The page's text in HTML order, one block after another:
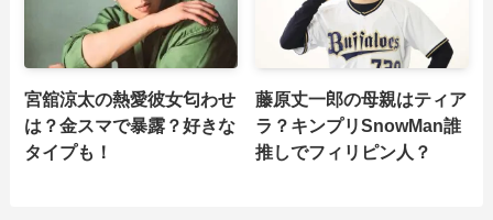
宮舘涼太の熱愛彼女匂わせ
は？金スマで暴露？好きな
タイプも！
藤原丈一郎の母親はティア
ラ？キンプリSnowMan誰
推しでフィリピン人？